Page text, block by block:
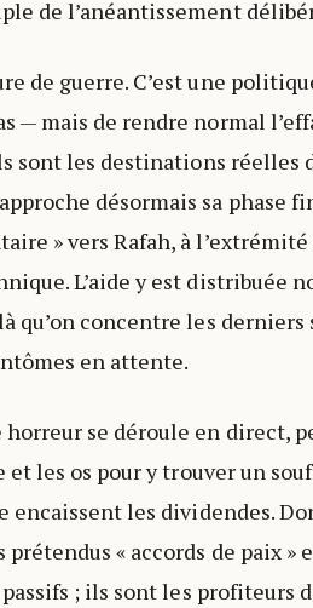
de l’anéantissement
de guerre. C’est une
— mais de rendre normal
sont les destinations réelles
désormais sa phase
» vers Rafah, à l’extrémité
L’aide y est distribuée
qu’on concentre les
en attente.
se déroule en direct,
les os pour y trouver un
encaissent les dividendes.
« accords de paix »
passifs ; ils sont les profiteurs